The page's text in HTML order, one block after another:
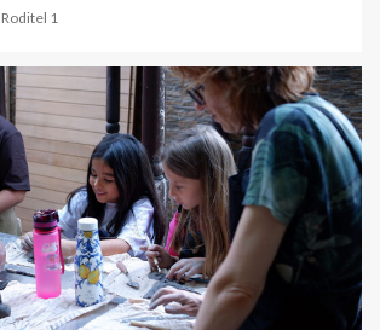
Roditel 1